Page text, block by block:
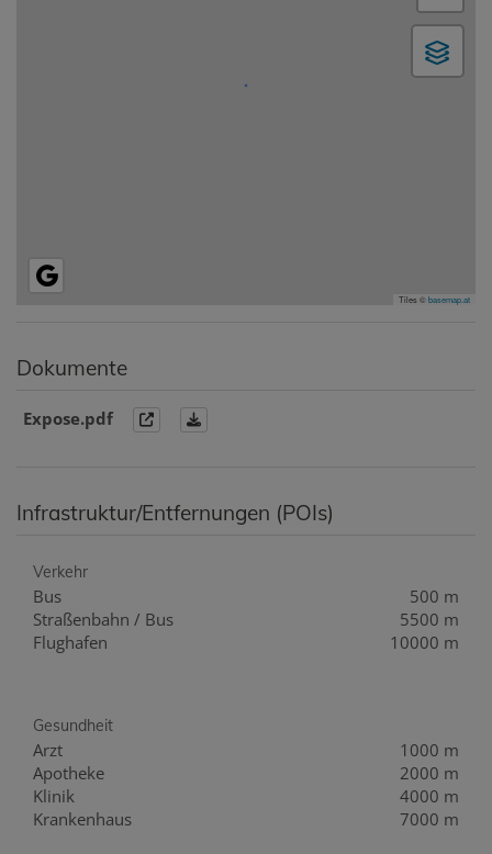
Tiles ©basemap.at
Dokumente
Expose.pdf
Infrastruktur/Entfernungen (POIs)
Verkehr
Bus
500 m
Straßenbahn / Bus
5500 m
Flughafen
10000 m
Gesundheit
Arzt
1000 m
Apotheke
2000 m
Klinik
4000 m
Krankenhaus
7000 m